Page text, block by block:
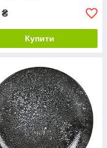
₴
Купити